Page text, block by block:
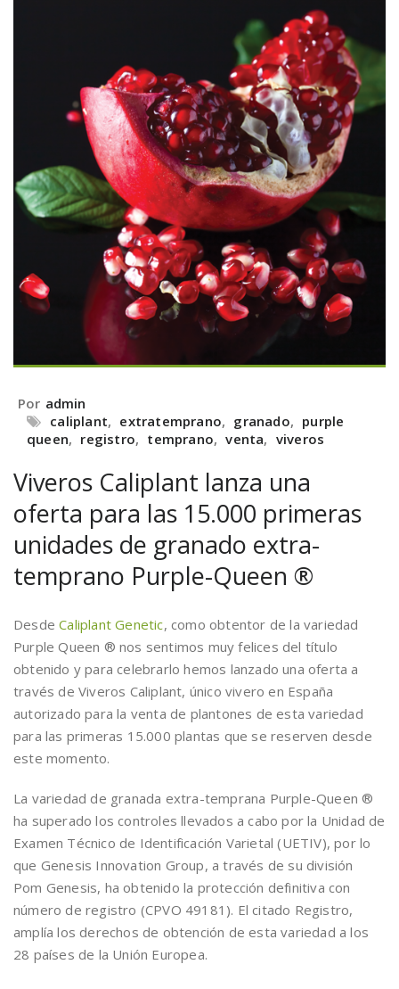
Por admin
caliplant, extratemprano, granado, purple
queen, registro, temprano, venta, viveros
Viveros Caliplant lanza una
oferta para las 15.000 primeras
unidades de granado extra-
temprano Purple-Queen ®
DesdeCaliplant Genetic, como obtentor de la variedad
Purple Queen ® nos sentimos muy felices del título
obtenido y para celebrarlo hemos lanzado una oferta a
través de Viveros Caliplant, único vivero en España
autorizado para la venta de plantones de esta variedad
para las primeras 15.000 plantas que se reserven desde
este momento.
La variedad de granada extra-temprana Purple-Queen ®
ha superado los controles llevados a cabo por la Unidad de
Examen Técnico de Identificación Varietal (UETIV), por lo
que Genesis Innovation Group, a través de su división
Pom Genesis, ha obtenido la protección definitiva con
número de registro (CPVO 49181). El citado Registro,
amplía los derechos de obtención de esta variedad a los
28 países de la Unión Europea.